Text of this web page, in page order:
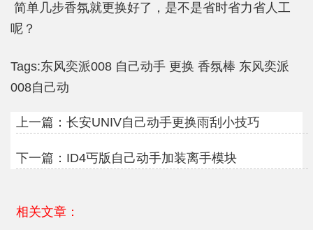
简单几步香氛就更换好了，是不是省时省力省人工
呢？
Tags:东风奕派008 自己动手 更换 香氛棒 东风奕派
008自己动
上一篇： 长安UNIV自己动手更换雨刮小技巧
下一篇： ID4丐版自己动手加装离手模块
相关文章：